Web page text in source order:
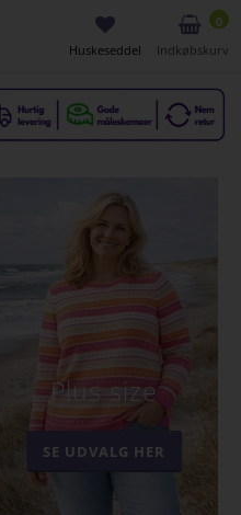
0
Indkøbskurv
Huskeseddel
Plus size
SE UDVALG HER